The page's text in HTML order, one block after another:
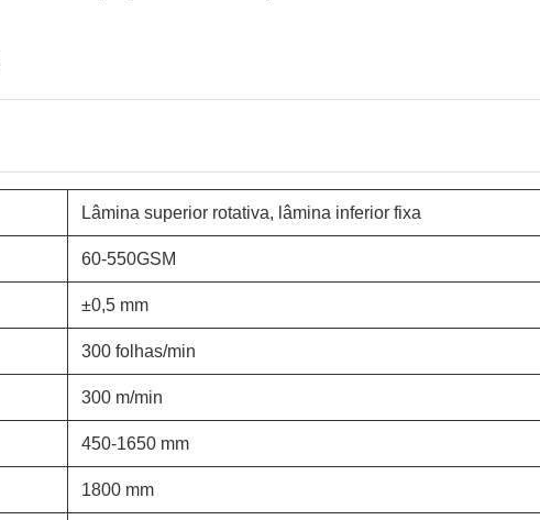
Lâmina superior rotativa, lâmina inferior fixa
60-550GSM
±0,5 mm
300 folhas/min
300 m/min
450-1650 mm
1800 mm